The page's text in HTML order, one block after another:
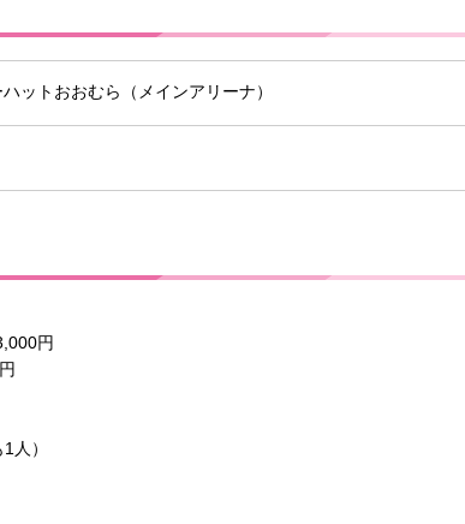
ットおおむら（メインアリーナ）
円
人）